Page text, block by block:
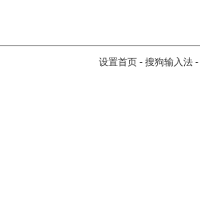
设置首页 - 搜狗输入法 -